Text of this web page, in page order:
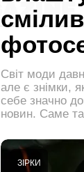
Світ моди
але є знімки,
себе значно
новин. Саме
ЗІРКИ